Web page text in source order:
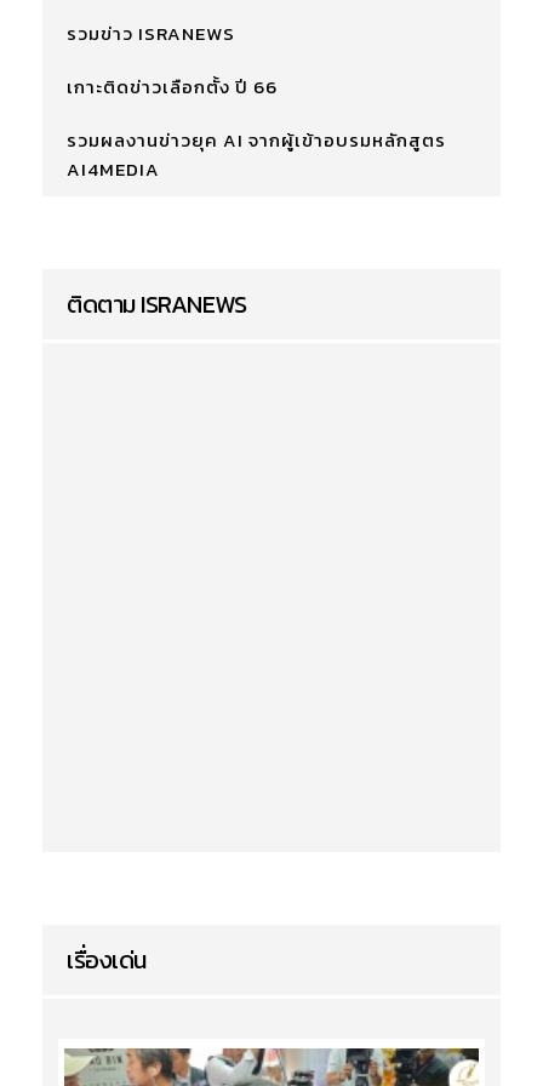
รวมข่าว ISRANEWS
เกาะติดข่าวเลือกตั้ง ปี 66
รวมผลงานข่าวยุค AI จากผู้เข้าอบรมหลักสูตร
AI4MEDIA
ติดตาม ISRANEWS
เรื่องเด่น